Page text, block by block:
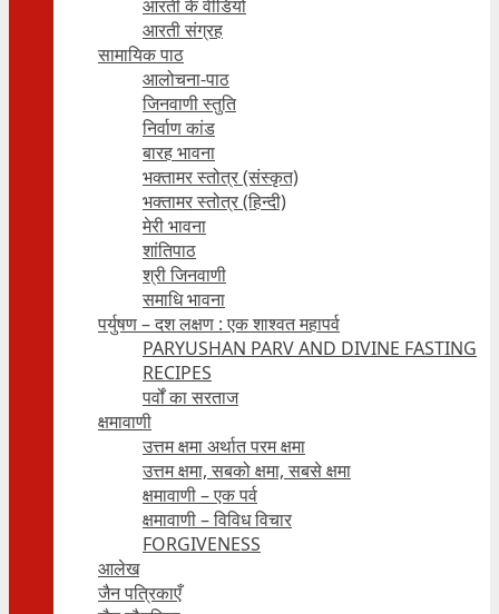
आरती के वीडियो
आरती संग्रह
सामायिक पाठ
आलोचना-पाठ
जिनवाणी स्तुति
निर्वाण कांड
बारह भावना
भक्तामर स्तोत्र (संस्कृत)
भक्तामर स्तोत्र (हिन्दी)
मेरी भावना
शांतिपाठ
श्री जिनवाणी
समाधि भावना
पर्युषण – दश लक्षण : एक शाश्वत महापर्व
PARYUSHAN PARV AND DIVINE FASTING
RECIPES
पर्वों का सरताज
क्षमावाणी
उत्तम क्षमा अर्थात परम क्षमा
उत्तम क्षमा, सबको क्षमा, सबसे क्षमा
क्षमावाणी – एक पर्व
क्षमावाणी – विविध विचार
FORGIVENESS
आलेख
जैन पत्रिकाएँ